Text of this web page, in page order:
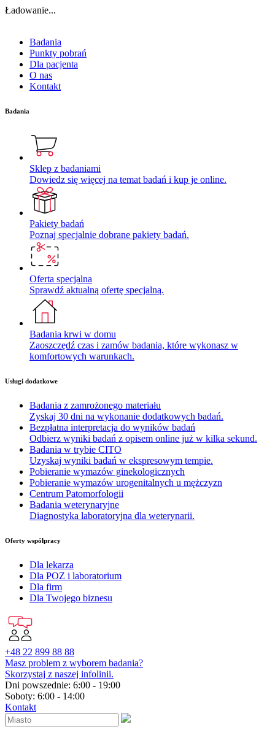
Ładowanie...
Badania
Punkty pobrań
Dla pacjenta
O nas
Kontakt
Badania
Sklep z badaniami
Dowiedz się więcej na temat badań i kup je online.
Pakiety badań
Poznaj specjalnie dobrane pakiety badań.
Oferta specjalna
Sprawdź aktualną ofertę specjalną.
Badania krwi w domu
Zaoszczędź czas i zamów badania, które wykonasz w
komfortowych warunkach.
Usługi dodatkowe
Badania z zamrożonego materiału
Zyskaj 30 dni na wykonanie dodatkowych badań.
Bezpłatna interpretacja do wyników badań
Odbierz wyniki badań z opisem online już w kilka sekund.
Badania w trybie CITO
Uzyskaj wyniki badań w ekspresowym tempie.
Pobieranie wymazów ginekologicznych
Pobieranie wymazów urogenitalnych u mężczyzn
Centrum Patomorfologii
Badania weterynaryjne
Diagnostyka laboratoryjna dla weterynarii.
Oferty współpracy
Dla lekarza
Dla POZ i laboratorium
Dla firm
Dla Twojego biznesu
+48 22 899 88 88
Masz problem z wyborem badania?
Skorzystaj z naszej infolinii.
Dni powszednie: 6:00 - 19:00
Soboty: 6:00 - 14:00
Kontakt